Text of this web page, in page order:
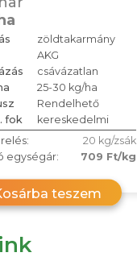
zöldtakarmány
AKG
csávázatlan
25-30 kg/ha
Rendelhető
fok
kereskedelmi
20 kg/zsák
egységár:
709 Ft/kg
teszem